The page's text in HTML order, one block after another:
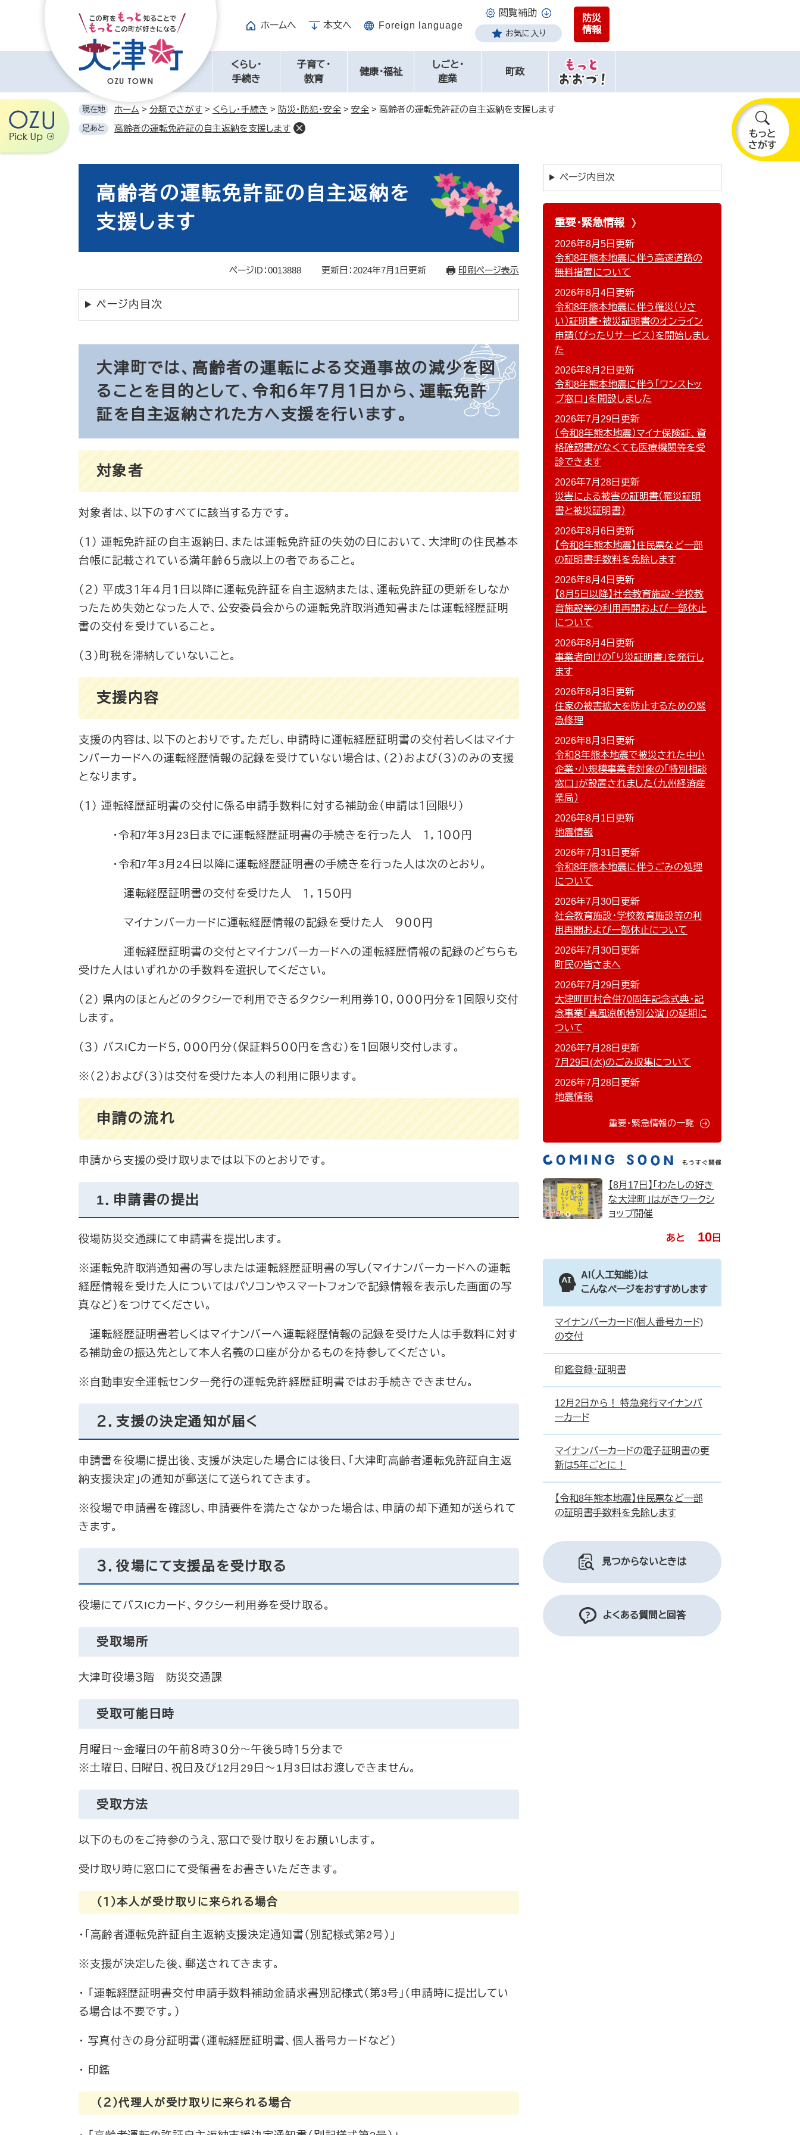
の
で
ー
ば
て
ホームへ 本文へ Foreign language
閲覧補助
お気に入り
防災
情報
くらし・
手続き
子育て・
教育
健康・福祉
しごと・
産業
町政
も
っ
現在地 ホーム > 分類でさがす > くらし・手続き > 防災・防犯・安全 > 安全 > 高齢者の運転免許証の自主返納を支援します
足あと 高齢者の運転免許証の自主返納を支援します
高齢者の運転免許証の自主返納を
支援します
ページID：0013888 更新日：2024年7月1日更新 印刷ページ表示
ページ内目次
大津町では、高齢者の運転による交通事故の減少を図
ることを目的として、令和６年７月１日から、運転免許
証を自主返納された方へ支援を行います。
対象者
対象者は、以下のすべてに該当する方です。
（１） 運転免許証の自主返納日、または運転免許証の失効の日において、大津町の住民基本
台帳に記載されている満年齢６５歳以上の者であること。
（２） 平成３１年４月１日以降に運転免許証を自主返納または、運転免許証の更新をしなか
ったため失効となった人で、公安委員会からの運転免許取消通知書または運転経歴証明
書の交付を受けていること。
（３）町税を滞納していないこと。
支援内容
支援の内容は、以下のとおりです。ただし、申請時に運転経歴証明書の交付若しくはマイナ
ンバーカードへの運転経歴情報の記録を受けていない場合は、（２）および（３）のみの支援
となります。
（１） 運転経歴証明書の交付に係る申請手数料に対する補助金（申請は１回限り）
・令和7年3月23日までに運転経歴証明書の手続きを行った人 １，１００円
・令和7年3月2４日以降に運転経歴証明書の手続きを行った人は次のとおり。
運転経歴証明書の交付を受けた人 １，１５０円
マイナンバーカードに運転経歴情報の記録を受けた人 ９００円
運転経歴証明書の交付とマイナンバーカードへの運転経歴情報の記録のどちらも
受けた人はいずれかの手数料を選択してください。
（２） 県内のほとんどのタクシーで利用できるタクシー利用券１０，０００円分を１回限り交付
します。
（３） バスIＣカード５，０００円分（保証料５００円を含む）を１回限り交付します。
※（２）および（３）は交付を受けた本人の利用に限ります。
申請の流れ
申請から支援の受け取りまでは以下のとおりです。​
1．申請書の提出
役場防災交通課にて申請書を提出します。
※運転免許取消通知書の写しまたは運転経歴証明書の写し（マイナンバーカードへの運転
経歴情報を受けた人についてはパソコンやスマートフォンで記録情報を表示した画面の写
真など）をつけてください。
運転経歴証明書若しくはマイナンバーへ運転経歴情報の記録を受けた人は手数料に対す
る補助金の振込先として本人名義の口座が分かるものを持参してください。
※自動車安全運転センター発行の運転免許経歴証明書ではお手続きできません。
２．支援の決定通知が届く
申請書を役場に提出後、支援が決定した場合には後日、「大津町高齢者運転免許証自主返
納支援決定」の通知が郵送にて送られてきます。
※役場で申請書を確認し、申請要件を満たさなかった場合は、申請の却下通知が送られて
きます。
３．役場にて支援品を受け取る
役場にてバスICカード、タクシー利用券を受け取る。
受取場所
大津町役場３階 防災交通課
受取可能日時
月曜日～金曜日の午前８時３０分～午後５時１５分まで
※土曜日、日曜日、祝日及び12月29日～1月3日はお渡しできません。
受取方法
以下のものをご持参のうえ、窓口で受け取りをお願いします。
受け取り時に窓口にて受領書をお書きいただきます。
（１）本人が受け取りに来られる場合
・「高齢者運転免許証自主返納支援決定通知書（別記様式第2号）」
※支援が決定した後、郵送されてきます。
・ 「運転経歴証明書交付申請手数料補助金請求書別記様式（第3号」（申請時に提出してい
る場合は不要です。）
・ 写真付きの身分証明書（運転経歴証明書、個人番号カードなど）
・ 印鑑
​​（２）代理人が受け取りに来られる場合
ページ内目次
重要・緊急情報
2026年8月5日更新
令和8年熊本地震に伴う高速道路の
無料措置について
2026年8月4日更新
令和8年熊本地震に伴う罹災（りさ
い）証明書・被災証明書のオンライン
申請（ぴったりサービス）を開始しまし
た
2026年8月2日更新
令和8年熊本地震に伴う「ワンストッ
プ窓口」を開設しました
2026年7月29日更新
（令和8年熊本地震）マイナ保険証、資
格確認書がなくても医療機関等を受
診できます
2026年7月28日更新
災害による被害の証明書（罹災証明
書と被災証明書）
2026年8月6日更新
【令和8年熊本地震】住民票など一部
の証明書手数料を免除します
2026年8月4日更新
【8月5日以降】社会教育施設・学校教
育施設等の利用再開および一部休止
について
2026年8月4日更新
事業者向けの「り災証明書」を発行し
ます
2026年8月3日更新
住家の被害拡大を防止するための緊
急修理
2026年8月3日更新
令和８年熊本地震で被災された中小
企業・小規模事業者対象の「特別相談
窓口」が設置されました（九州経済産
業局）
2026年8月1日更新
地震情報
2026年7月31日更新
令和8年熊本地震に伴うごみの処理
について
2026年7月30日更新
社会教育施設・学校教育施設等の利
用再開および一部休止について
2026年7月30日更新
町民の皆さまへ
2026年7月29日更新
大津町町村合併70周年記念式典・記
念事業「真風涼帆特別公演」の延期に
ついて
2026年7月28日更新
7月29日(水)のごみ収集について
2026年7月28日更新
地震情報
重要・緊急情報の一覧
【8月17日】「わたしの好き
な大津町」はがきワークシ
ョップ開催
あと 10日
AI（人工知能）は
こんなページをおすすめします
マイナンバーカード(個人番号カード)
の交付
印鑑登録・証明書
12月2日から！ 特急発行マイナンバ
ーカード
マイナンバーカードの電子証明書の更
新は5年ごとに！
【令和8年熊本地震】住民票など一部
の証明書手数料を免除します
見つからないときは
よくある質問と回答